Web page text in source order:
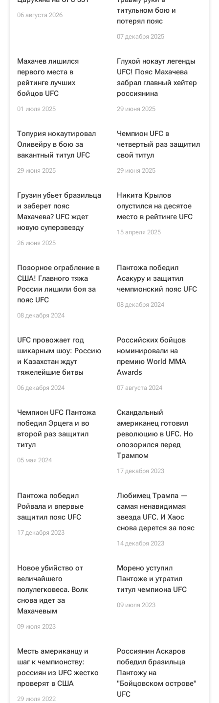
06 августа 2026
титульном бою и
потерял пояс
07 декабря 2025
Махачев лишился
первого места в
рейтинге лучших
бойцов UFC
01 июля 2025
Глухой нокаут легенды
UFC! Пояс Махачева
забрал главный хейтер
россиянина
29 июня 2025
Топурия нокаутировал
Оливейру в бою за
вакантный титул UFC
29 июня 2025
Чемпион UFC в
четвертый раз защитил
свой титул
29 июня 2025
Грузин убьет бразильца
и заберет пояс
Махачева? UFC ждет
новую суперзвезду
26 июня 2025
Никита Крылов
опустился на десятое
место в рейтинге UFC
15 апреля 2025
Позорное ограбление в
США! Главного тяжа
России лишили боя за
пояс UFC
08 декабря 2024
Пантожа победил
Асакуру и защитил
чемпионский пояс UFC
08 декабря 2024
UFC провожает год
шикарным шоу: Россию
и Казахстан ждут
тяжелейшие битвы
06 декабря 2024
Российских бойцов
номинировали на
премию World MMA
Awards
07 августа 2024
Чемпион UFC Пантожа
победил Эрцега и во
второй раз защитил
титул
05 мая 2024
Скандальный
американец готовил
революцию в UFC. Но
опозорился перед
Трампом
17 декабря 2023
Пантожа победил
Ройвала и впервые
защитил пояс UFC
17 декабря 2023
Любимец Трампа —
самая ненавидимая
звезда UFC. И Хаос
снова дерется за пояс
14 декабря 2023
Новое убийство от
величайшего
полулегковеса. Волк
снова идет за
Махачевым
09 июля 2023
Морено уступил
Пантоже и утратил
титул чемпиона UFC
09 июля 2023
Месть американцу и
шаг к чемпионству:
россиян из UFC жестко
проверят в США
29 июля 2022
Россиянин Аскаров
победил бразильца
Пантожу на
"Бойцовском острове"
UFC